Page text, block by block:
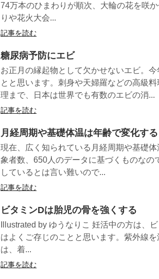
74万本のひまわりが順次、大輪の花を咲
りや花火大会...
記事を読む
糖尿病予防にエビ
お正月の縁起物として欠かせないエビ。
とと思います。刺身や天婦羅などの高級
理まで、日本は世界でも有数のエビの消...
記事を読む
月経周期や基礎体温は年齢で変化する
現在、広く知られている月経周期や基礎
象者数、650人のデータに基づくものなの
しているとは言い難いので...
記事を読む
ビタミンDは胎児の骨を強くする
Illustrated by ゆうなりこ 妊活中の方は、
はよくご存じのことと思います。紫外線
は、着...
記事を読む